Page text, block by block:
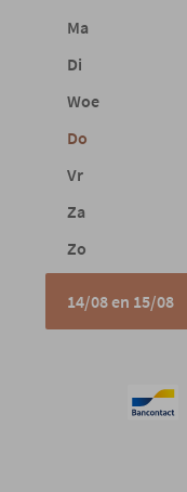
Ma
Di
Woe
Do
Vr
Za
Zo
14/08 en 15/08